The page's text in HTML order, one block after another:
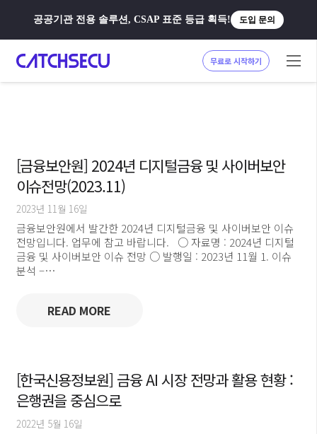
공공기관 전용 솔루션, CSAP 표준 등급 획득! 도입 문의
무료로 시작하기
[금융보안원] 2024년 디지털금융 및 사이버보안
이슈전망(2023.11)
2023년 11월 16일
금융보안원에서 발간한 2024년 디지털금융 및 사이버보안 이슈
전망입니다. 업무에 참고 바랍니다. ○ 자료명 : 2024년 디지털
금융 및 사이버보안 이슈 전망 ○ 발행일 : 2023년 11월 1. 이슈
분석 –…
READ MORE
[한국신용정보원] 금융 AI 시장 전망과 활용 현황 :
은행권을 중심으로
2022년 5월 16일